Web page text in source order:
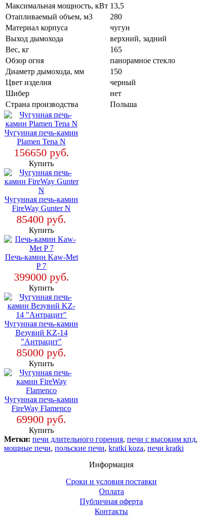
Максимальная мощность, кВт 13,5
Отапливаемый объем, м3
280
Материал корпуса
чугун
Выход дымохода
верхний, задний
Вес, кг
165
Обзор огня
панорамное стекло
Диаметр дымохода, мм
150
Цвет изделия
черный
Шибер
нет
Страна производства
Польша
Чугунная печь-камин
Plamen Tena N
156650 руб.
Купить
Чугунная печь-камин
FireWay Gunter N
85400 руб.
Купить
Печь-камин Kaw-Met
P 7
399000 руб.
Купить
Чугунная печь-камин
Везувий KZ-14
"Антрацит"
85000 руб.
Купить
Чугунная печь-камин
FireWay Flamenco
69900 руб.
Купить
Метки: печи длительного горения, печи с высоким кпд,
мощные печи, польские печи, kratki koza, печи kratki
Информация
Сроки и условия поставки
Оплата
Публичная оферта
Контакты